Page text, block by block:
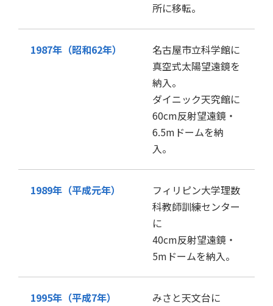
所に移転。
1987年（昭和62年）
名古屋市立科学館に
真空式太陽望遠鏡を
納入。
ダイニック天究館に
60cm反射望遠鏡・
6.5mドームを納
入。
1989年（平成元年）
フィリピン大学理数
科教師訓練センター
に
40cm反射望遠鏡・
5mドームを納入。
1995年（平成7年）
みさと天文台に